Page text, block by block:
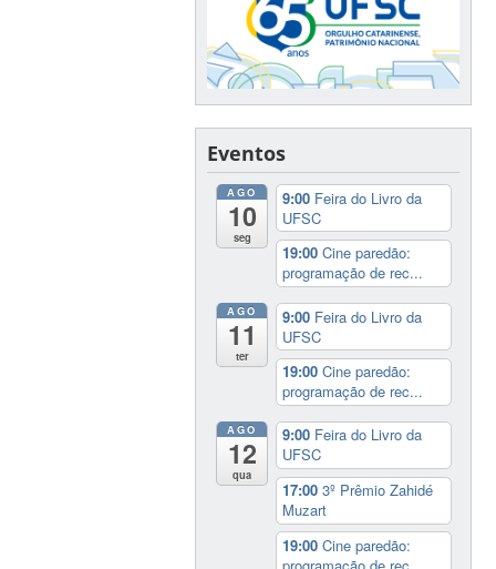
Eventos
AGO
10
seg
9:00 Feira do Livro da
UFSC
19:00Cine paredão:
programação de rec...
AGO
11
ter
9:00 Feira do Livro da
UFSC
19:00Cine paredão:
programação de rec...
AGO
12
qua
9:00 Feira do Livro da
UFSC
17:003º Prêmio Zahidé
Muzart
19:00Cine paredão: